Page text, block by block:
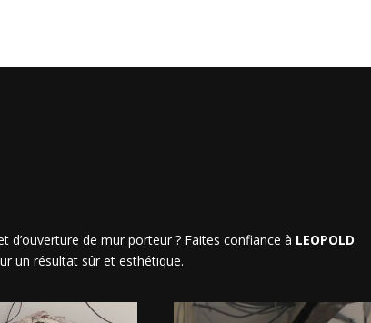
d’ouverture de mur porteur ? Faites confiance à LEOPOLD
un résultat sûr et esthétique.